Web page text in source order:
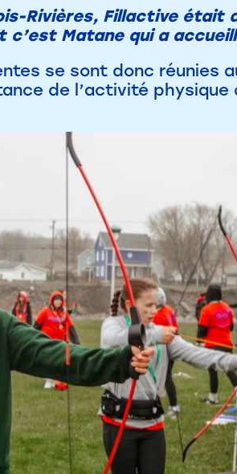
Rivières, Fillactive était
c’est Matane qui a
se sont donc réunies
de l’activité